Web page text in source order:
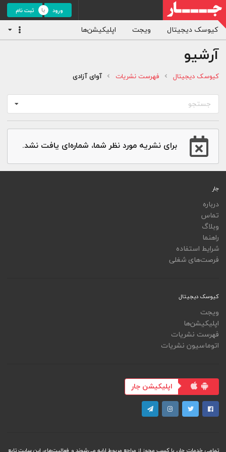
ورود ثبت نام
کیوسک دیجیتال ویجت اپلیکیشن‌ها
آرشیو
کیوسک دیجیتال فهرست نشریات آوای آزادی
جستجو
برای نشریه مورد نظر شما، شماره‌ای یافت نشد.
جار
درباره
تماس
وبلاگ
راهنما
شرایط استفاده
فرصت‌های شغلی
کیوسک دیجیتال
ویجت
اپلیکیشن‌ها
فهرست نشریات
اتوماسیون نشریات
اپلیکیشن جار